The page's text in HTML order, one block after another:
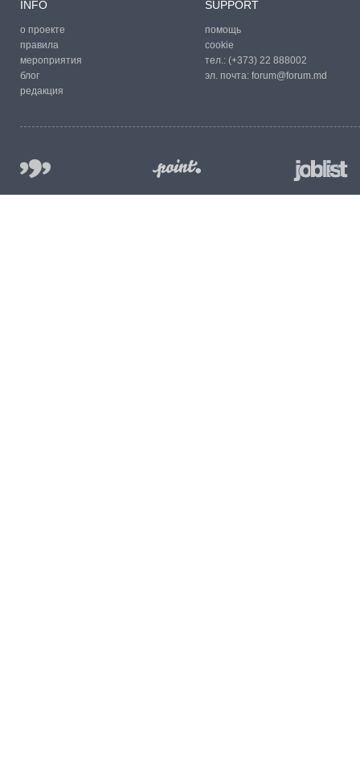
INFO
о проекте
правила
мероприятия
блог
редакция
SUPPORT
помощь
cookie
тел.: (+373) 22 888002
эл. почта: forum@forum.md